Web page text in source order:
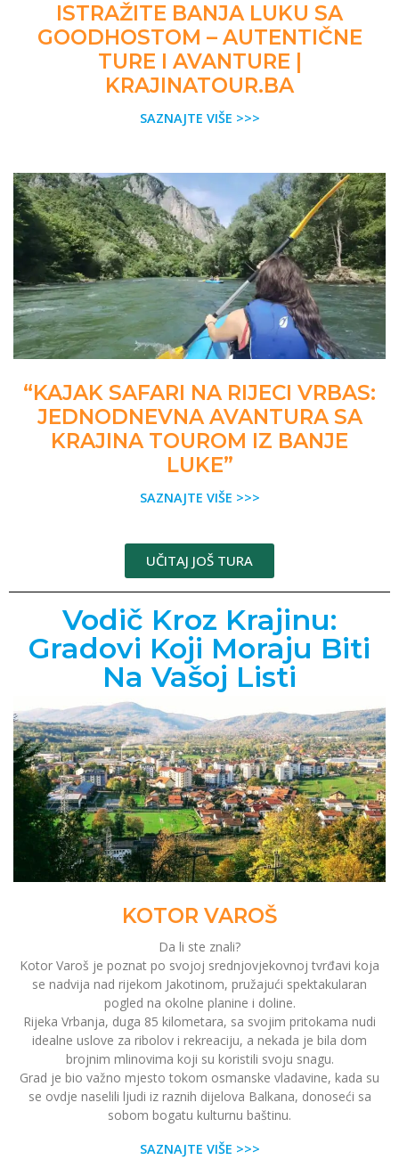
ISTRAŽITE BANJA LUKU SA
GOODHOSTOM – AUTENTIČNE
TURE I AVANTURE |
KRAJINATOUR.BA
SAZNAJTE VIŠE >>>
“KAJAK SAFARI NA RIJECI VRBAS:
JEDNODNEVNA AVANTURA SA
KRAJINA TOUROM IZ BANJE
LUKE”
SAZNAJTE VIŠE >>>
UČITAJ JOŠ TURA
Vodič Kroz Krajinu:
Gradovi Koji Moraju Biti
Na Vašoj Listi
KOTOR VAROŠ
Da li ste znali?
Kotor Varoš je poznat po svojoj srednjovjekovnoj tvrđavi koja
se nadvija nad rijekom Jakotinom, pružajući spektakularan
pogled na okolne planine i doline.
Rijeka Vrbanja, duga 85 kilometara, sa svojim pritokama nudi
idealne uslove za ribolov i rekreaciju, a nekada je bila dom
brojnim mlinovima koji su koristili svoju snagu.
Grad je bio važno mjesto tokom osmanske vladavine, kada su
se ovdje naselili ljudi iz raznih dijelova Balkana, donoseći sa
sobom bogatu kulturnu baštinu.
SAZNAJTE VIŠE >>>